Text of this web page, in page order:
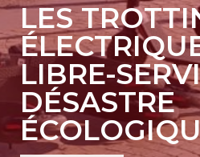
LES
LIBRE-
DÉSASTRE